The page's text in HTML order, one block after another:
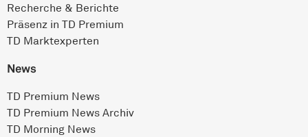
Recherche & Berichte
Präsenz in TD Premium
TD Marktexperten
News
TD Premium News
TD Premium News Archiv
TD Morning News